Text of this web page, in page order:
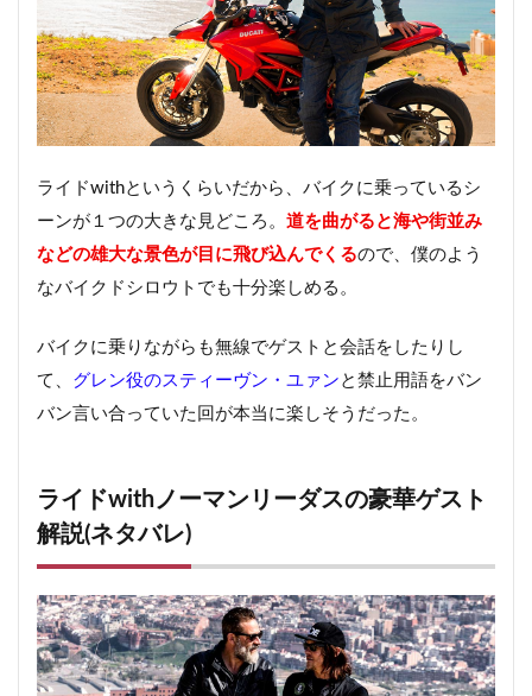
ライドwithというくらいだから、バイクに乗っているシ
ーンが１つの大きな見どころ。 道を曲がると海や街並み
などの雄大な景色が目に飛び込んでくるので、僕のよう
なバイクドシロウトでも十分楽しめる。
バイクに乗りながらも無線でゲストと会話をしたりし
て、 グレン役のスティーヴン・ユァン と禁止用語をバン
バン言い合っていた回が本当に楽しそうだった。
ライドwithノーマンリーダスの豪華ゲスト
解説(ネタバレ)